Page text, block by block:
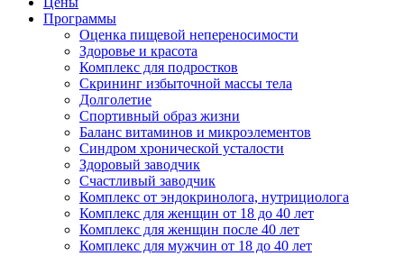
Программы
Оценка пищевой непереносимости
Здоровье и красота
Комплекс для подростков
Скрининг избыточной массы тела
Долголетие
Спортивный образ жизни
Баланс витаминов и микроэлементов
Синдром хронической усталости
Здоровый заводчик
Счастливый заводчик
Комплекс от эндокринолога, нутрициолога
Комплекс для женщин от 18 до 40 лет
Комплекс для женщин после 40 лет
Комплекс для мужчин от 18 до 40 лет